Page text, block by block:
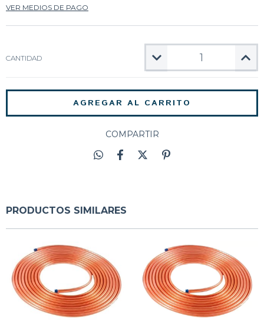
VER MEDIOS DE PAGO
CANTIDAD
COMPARTIR
PRODUCTOS SIMILARES